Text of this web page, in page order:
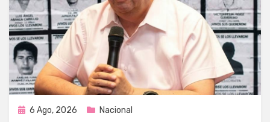
Publicada
6 Ago, 2026 Nacional